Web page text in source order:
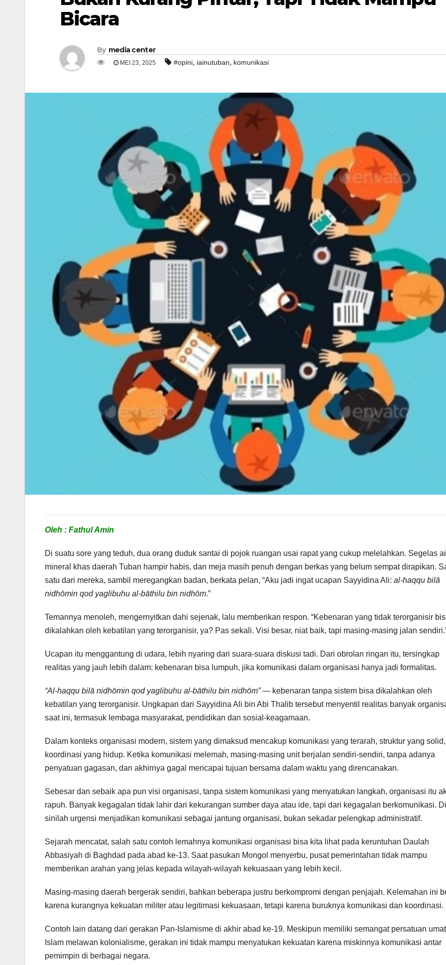
Bicara
By media center
MEI 23, 2025 #opini, iainutuban, komunikasi
Oleh : Fathul Amin
Di suatu sore yang teduh, dua orang duduk santai di pojok ruangan usai rapat yang cukup melelahkan. Segelas
mineral khas daerah Tuban hampir habis, dan meja masih penuh dengan berkas yang belum sempat dirapikan.
satu dari mereka, sambil meregangkan badan, berkata pelan, “Aku jadi ingat ucapan Sayyidina Ali: al-haqqu bilā
nidhōmin qod yaglibuhu al-bāthilu bin nidhōm.”
Temannya menoleh, mengernyitkan dahi sejenak, lalu memberikan respon. “Kebenaran yang tidak terorganisir
dikalahkan oleh kebatilan yang terorganisir, ya? Pas sekali. Visi besar, niat baik, tapi masing-masing jalan
Ucapan itu menggantung di udara, lebih nyaring dari suara-suara diskusi tadi. Dari obrolan ringan itu, tersingkap
realitas yang jauh lebih dalam: kebenaran bisa lumpuh, jika komunikasi dalam organisasi hanya jadi formalitas.
“Al-haqqu bilā nidhōmin qod yaglibuhu al-bāthilu bin nidhōm”— kebenaran tanpa sistem bisa dikalahkan oleh
kebatilan yang terorganisir. Ungkapan dari Sayyidina Ali bin Abi Thalib tersebut menyentil realitas banyak
saat ini, termasuk lembaga masyarakat, pendidikan dan sosial-keagamaan.
Dalam konteks organisasi modern, sistem yang dimaksud mencakup komunikasi yang terarah, struktur yang
koordinasi yang hidup. Ketika komunikasi melemah, masing-masing unit berjalan sendiri-sendiri, tanpa adanya
penyatuan gagasan, dan akhirnya gagal mencapai tujuan bersama dalam waktu yang direncanakan.
Sebesar dan sebaik apa pun visi organisasi, tanpa sistem komunikasi yang menyatukan langkah, organisasi itu
rapuh. Banyak kegagalan tidak lahir dari kekurangan sumber daya atau ide, tapi dari kegagalan berkomunikasi. Di
sinilah urgensi menjadikan komunikasi sebagai jantung organisasi, bukan sekadar pelengkap administratif.
Sejarah mencatat, salah satu contoh lemahnya komunikasi organisasi bisa kita lihat pada keruntuhan Daulah
Abbasiyah di Baghdad pada abad ke-13. Saat pasukan Mongol menyerbu, pusat pemerintahan tidak mampu
memberikan arahan yang jelas kepada wilayah-wilayah kekuasaan yang lebih kecil.
Masing-masing daerah bergerak sendiri, bahkan beberapa justru berkompromi dengan penjajah. Kelemahan ini
karena kurangnya kekuatan militer atau legitimasi kekuasaan, tetapi karena buruknya komunikasi dan koordinasi.
Contoh lain datang dari gerakan Pan-Islamisme di akhir abad ke-19. Meskipun memiliki semangat persatuan umat
Islam melawan kolonialisme, gerakan ini tidak mampu menyatukan kekuatan karena miskinnya komunikasi antar
pemimpin di berbagai negara.